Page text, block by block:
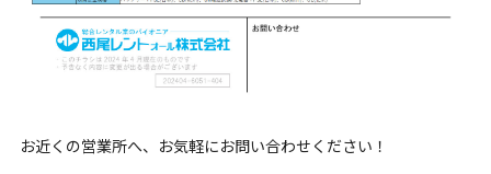
お近くの営業所へ、お気軽にお問い合わせください！